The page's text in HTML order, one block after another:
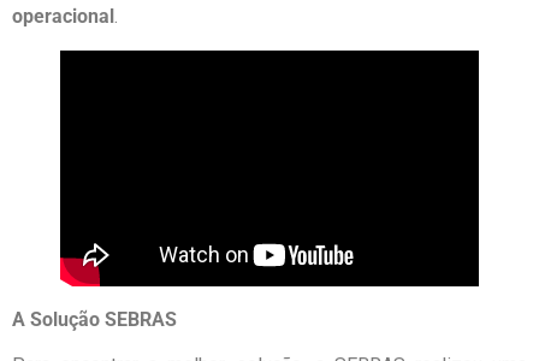
operacional
A Solução SEBRAS